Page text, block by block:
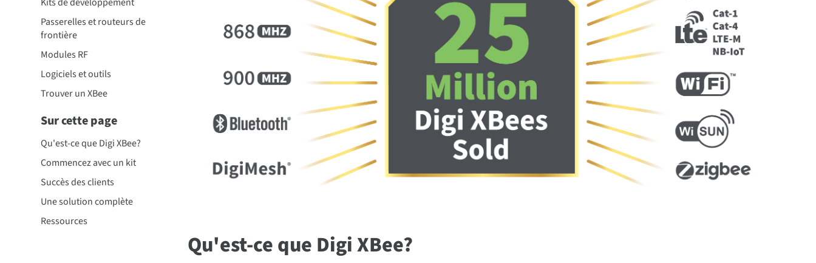
Passerelles et routeurs de
frontière
Modules RF
Logiciels et outils
Trouver un XBee
Sur cette page
Qu'est-ce que Digi XBee?
Commencez avec un kit
Succès des clients
Une solution complète
Ressources
Qu'est-ce que Digi XBee?